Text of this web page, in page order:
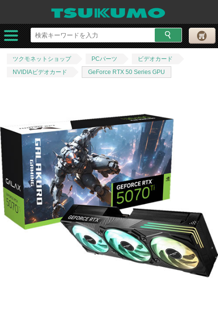
ツクモネットショップ PCパーツ
ビデオカード
NVIDIAビデオカード
GeForce RTX 50 Series GPU